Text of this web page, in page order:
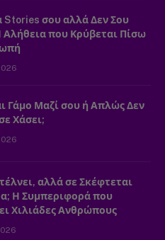
Stories σου αλλά Δεν Σου
Αλήθεια που Κρύβεται Πίσω
Γάμο Μαζί σου ή Απλώς Δεν
Χάσει;
αλλά σε Σκέφτεται
Η Συμπεριφορά που
Χιλιάδες Ανθρώπους